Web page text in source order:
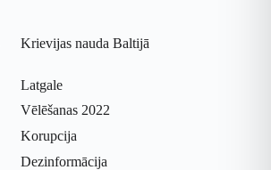
Krievijas nauda Baltijā
Latgale
Vēlēšanas 2022
Korupcija
Dezinformācija